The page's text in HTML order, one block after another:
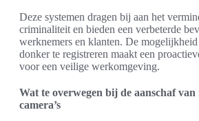
Deze systemen dragen bij aan het
criminaliteit en bieden een verbeterde
werknemers en klanten. De
donker te registreren maakt een
voor een veilige werkomgeving.
Wat te overwegen bij de aanschaf
camera’s